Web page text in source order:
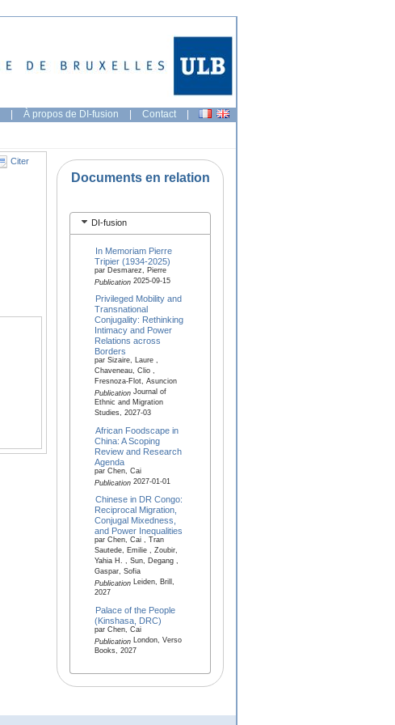
| À propos de DI-fusion | Contact |
Citer
Documents en relation
DI-fusion
In Memoriam Pierre
Tripier (1934‑2025)
par Desmarez, Pierre
Publication2025-09-15
Privileged Mobility and
Transnational
Conjugality: Rethinking
Intimacy and Power
Relations across
Borders
par Sizaire, Laure ,
Chaveneau, Clio ,
Fresnoza-Flot, Asuncion
PublicationJournal of
Ethnic and Migration
Studies, 2027-03
African Foodscape in
China: A Scoping
Review and Research
Agenda
par Chen, Cai
Publication2027-01-01
Chinese in DR Congo:
Reciprocal Migration,
Conjugal Mixedness,
and Power Inequalities
par Chen, Cai , Tran
Sautede, Emilie , Zoubir,
Yahia H. , Sun, Degang ,
Gaspar, Sofia
PublicationLeiden, Brill,
2027
Palace of the People
(Kinshasa, DRC)
par Chen, Cai
PublicationLondon, Verso
Books, 2027